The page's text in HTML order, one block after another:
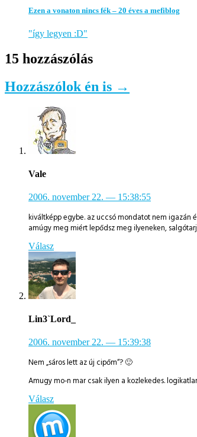
Ezen a vonaton nincs fék – 20 éves a mefiblog
"így legyen :D"
15 hozzászólás
Hozzászólok én is →
Vale
2006. november 22. — 15:38:55
kiváltképp egybe. az uccsó mondatot nem igazán
amúgy meg miért lepődsz meg ilyeneken,
Válasz
Lin3`Lord_
2006. november 22. — 15:39:38
Nem „sáros lett az új cipőm“? 🙂
Amugy mo-n mar csak ilyen a kozlekedes.
Válasz